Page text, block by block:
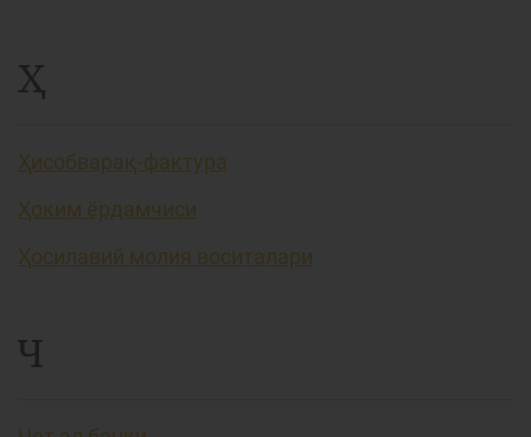
Ҳ
Ҳисобварақ-фактура
Ҳоким ёрдамчиси
Ҳосилавий молия воситалари
Ч